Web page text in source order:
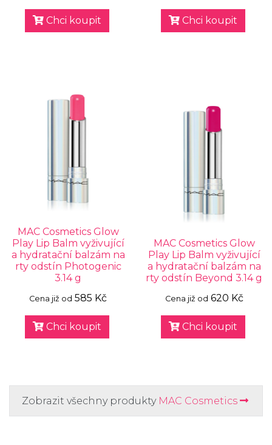
Chci koupit Chci koupit
MAC Cosmetics Glow
Play Lip Balm vyživující
a hydratační balzám na
rty odstín Photogenic
3.14 g
Cena již od 585 Kč
Chci koupit
MAC Cosmetics Glow
Play Lip Balm vyživující
a hydratační balzám na
rty odstín Beyond 3.14 g
Cena již od 620 Kč
Chci koupit
Zobrazit všechny produkty MAC Cosmetics